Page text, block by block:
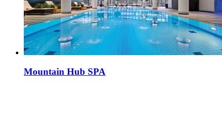
Mountain Hub SPA